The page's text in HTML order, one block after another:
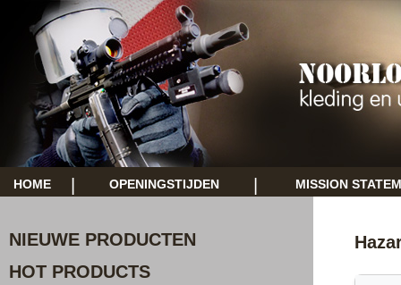
HOME OPENINGSTIJDEN MISSION
NIEUWE PRODUCTEN
HOT PRODUCTS